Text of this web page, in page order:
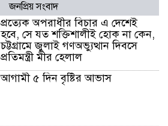
জনপ্রিয় সংবাদ
প্রত্যেক অপরাধীর বিচার এ দেশেই
হবে, সে যত শক্তিশালীই হোক না কেন,
চট্টগ্রামে জুলাই গণঅভ্যুত্থান দিবসে
প্রতিমন্ত্রী মীর হেলাল
আগামী ৫ দিন বৃষ্টির আভাস